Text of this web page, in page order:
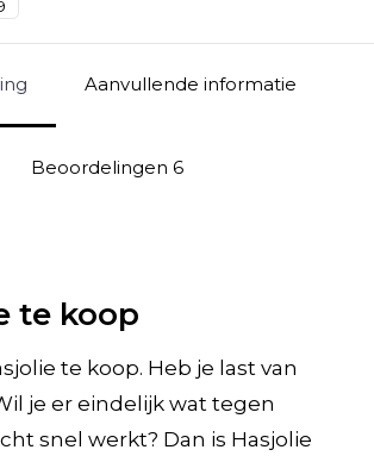
Aanvullende informatie
Beoordelingen 6
te koop
te koop. Heb je last van
je er eindelijk wat tegen
snel werkt? Dan is Hasjolie